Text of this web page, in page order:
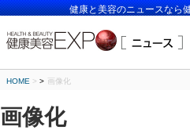
健康と美容のニュースなら
HOME > 画像化
画像化